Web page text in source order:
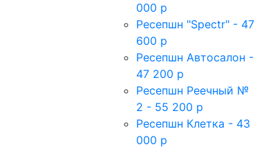
000 р
Ресепшн "Spectr" - 47
600 р
Ресепшн Автосалон -
47 200 р
Ресепшн Реечный №
2 - 55 200 р
Ресепшн Клетка - 43
000 р